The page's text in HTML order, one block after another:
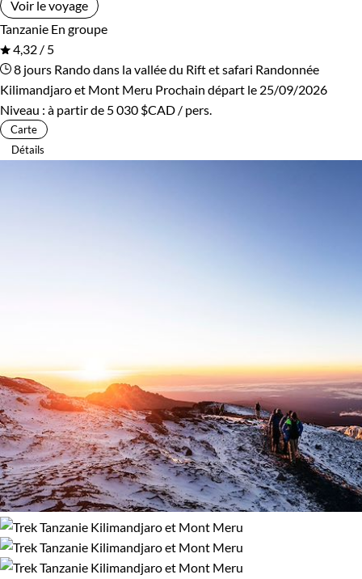
Voir le voyage
Tanzanie En groupe
4,32 / 5
8 jours Rando dans la vallée du Rift et safari Randonnée
Kilimandjaro et Mont Meru Prochain départ le 25/09/2026
Niveau : à partir de 5 030 $CAD / pers.
Carte
Détails